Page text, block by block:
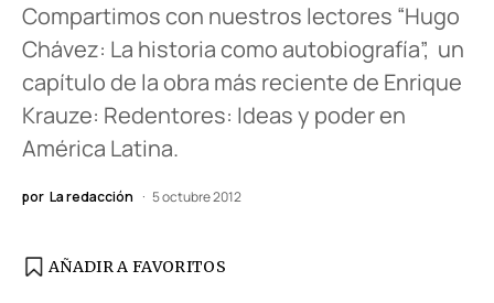
Compartimos con nuestros lectores “Hugo
Chávez: La historia como autobiografía”, un
capítulo de la obra más reciente de Enrique
Krauze: Redentores: Ideas y poder en
América Latina.
por La redacción 5 octubre 2012
AÑADIR A FAVORITOS